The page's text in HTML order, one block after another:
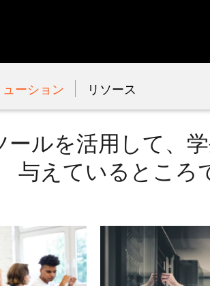
ーション リソース
ルを活用して、
与えているところ